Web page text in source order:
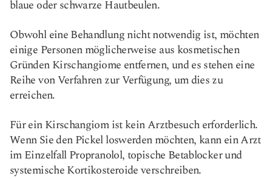
blaue oder schwarze Hautbeulen.
Obwohl eine Behandlung nicht notwendig ist, möchten
einige Personen möglicherweise aus kosmetischen
Gründen Kirschangiome entfernen, und es stehen eine
Reihe von Verfahren zur Verfügung, um dies zu
erreichen.
Für ein Kirschangiom ist kein Arztbesuch erforderlich.
Wenn Sie den Pickel loswerden möchten, kann ein Arzt
im Einzelfall Propranolol, topische Betablocker und
systemische Kortikosteroide verschreiben.